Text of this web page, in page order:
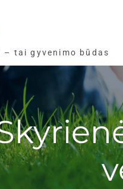
tai gyvenimo būdas